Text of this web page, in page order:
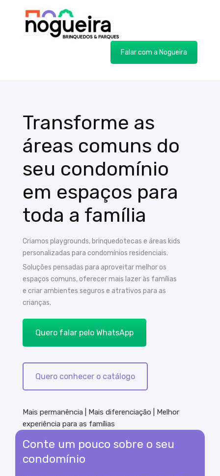
Falar com a Nogueira
Transforme as
áreas comuns do
seu condomínio
em espaços para
toda a família
Criamos playgrounds, brinquedotecas e áreas kids
personalizadas para condomínios residenciais.
Soluções pensadas para aproveitar melhor os
espaços comuns, oferecer mais lazer às famílias
e criar ambientes seguros e atrativos para as
crianças.
Quero falar pelo WhatsApp
Quero conhecer o catálogo
Mais permanência | Mais diferenciação | Melhor
experiência para as famílias
Conte um pouco sobre o seu
condomínio